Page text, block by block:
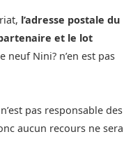
l’adresse postale du
et le lot
neuf Nini? n’en est pas
n’est pas responsable des
aucun recours ne sera